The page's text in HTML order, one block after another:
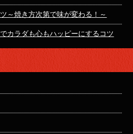
～焼き方次第で味が変わる！～
カラダも心もハッピーにするコツ